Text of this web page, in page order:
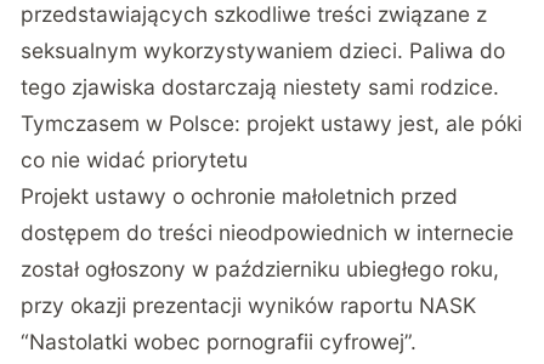
przedstawiających szkodliwe treści związane z
seksualnym wykorzystywaniem dzieci. Paliwa do
tego zjawiska dostarczają niestety sami rodzice.
Tymczasem w Polsce: projekt ustawy jest, ale póki
co nie widać priorytetu
Projekt ustawy o ochronie małoletnich przed
dostępem do treści nieodpowiednich w internecie
został ogłoszony w październiku ubiegłego roku,
przy okazji prezentacji wyników raportu NASK
“Nastolatki wobec pornografii cyfrowej”.